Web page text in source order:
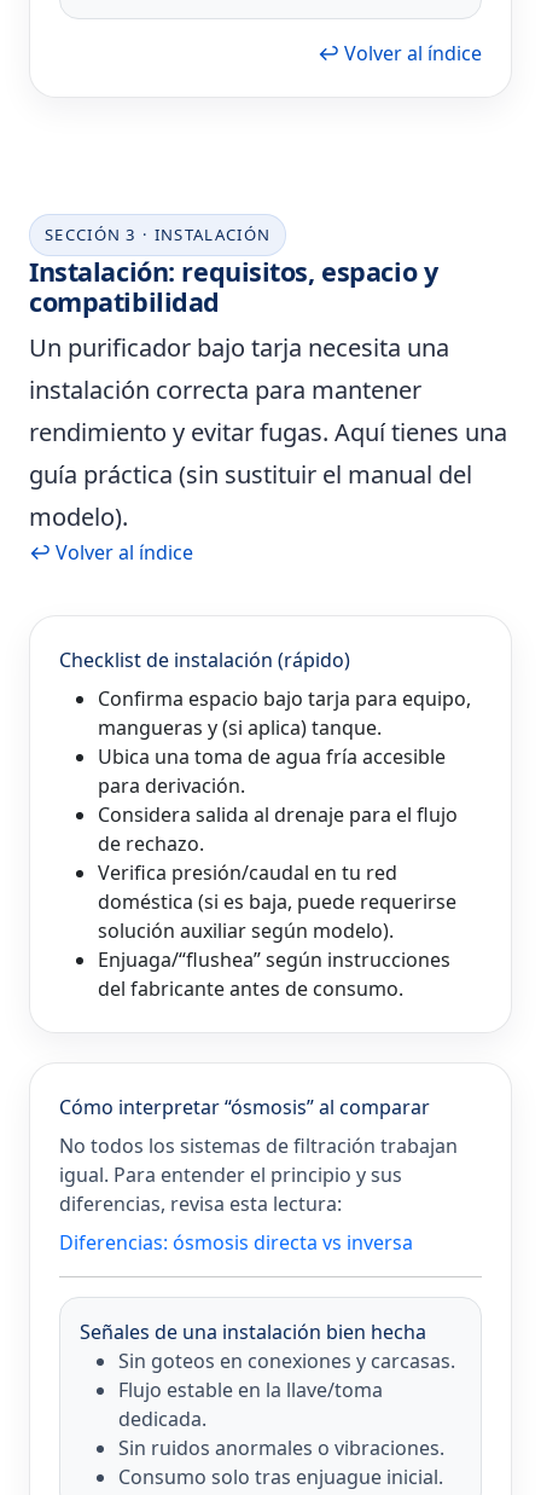
↩ Volver al índice
SECCIÓN 3 · INSTALACIÓN
Instalación: requisitos, espacio y
compatibilidad
Un purificador bajo tarja necesita una
instalación correcta para mantener
rendimiento y evitar fugas. Aquí tienes una
guía práctica (sin sustituir el manual del
modelo).
↩ Volver al índice
Checklist de instalación (rápido)
Confirma espacio bajo tarja para equipo,
mangueras y (si aplica) tanque.
Ubica una toma de agua fría accesible
para derivación.
Considera salida al drenaje para el flujo
de rechazo.
Verifica presión/caudal en tu red
doméstica (si es baja, puede requerirse
solución auxiliar según modelo).
Enjuaga/“flushea” según instrucciones
del fabricante antes de consumo.
Cómo interpretar “ósmosis” al comparar
No todos los sistemas de filtración trabajan
igual. Para entender el principio y sus
diferencias, revisa esta lectura:
Diferencias: ósmosis directa vs inversa
Señales de una instalación bien hecha
Sin goteos en conexiones y carcasas.
Flujo estable en la llave/toma
dedicada.
Sin ruidos anormales o vibraciones.
Consumo solo tras enjuague inicial.